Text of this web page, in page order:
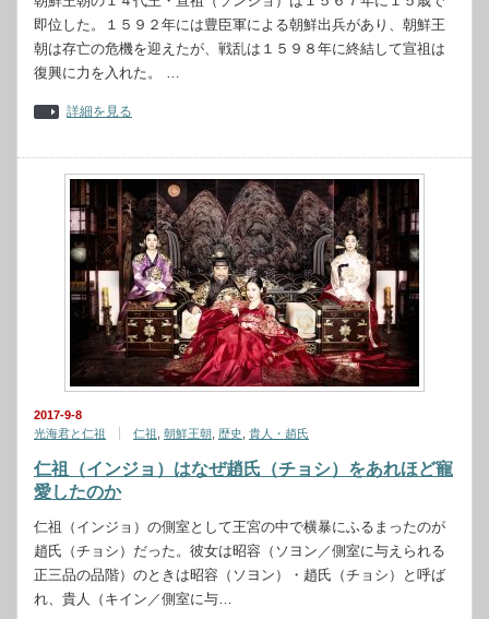
即位した。１５９２年には豊臣軍による朝鮮出兵があり、朝鮮王
朝は存亡の危機を迎えたが、戦乱は１５９８年に終結して宣祖は
復興に力を入れた。 …
詳細を見る
2017-9-8
光海君と仁祖
仁祖 朝鮮王朝 歴史 貴人・趙氏
仁祖（インジョ）はなぜ趙氏（チョシ）をあれほど寵
愛したのか
仁祖（インジョ）の側室として王宮の中で横暴にふるまったのが
趙氏（チョシ）だった。彼女は昭容（ソヨン／側室に与えられる
正三品の品階）のときは昭容（ソヨン）・趙氏（チョシ）と呼ば
れ、貴人（キイン／側室に与…